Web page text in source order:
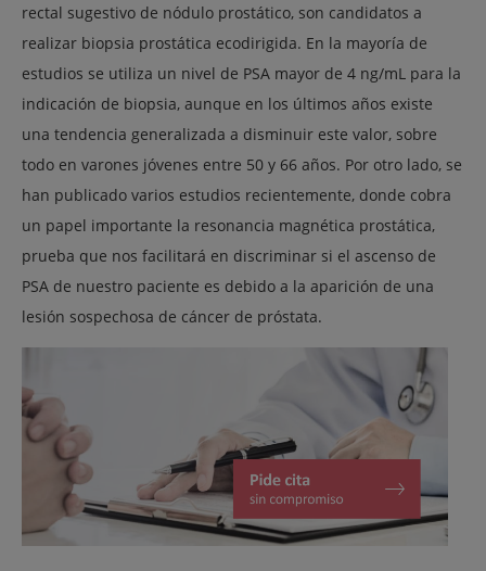
rectal sugestivo de nódulo prostático, son candidatos a
realizar biopsia prostática ecodirigida. En la mayoría de
estudios se utiliza un nivel de PSA mayor de 4 ng/mL para la
indicación de biopsia, aunque en los últimos años existe
una tendencia generalizada a disminuir este valor, sobre
todo en varones jóvenes entre 50 y 66 años. Por otro lado, se
han publicado varios estudios recientemente, donde cobra
un papel importante la resonancia magnética prostática,
prueba que nos facilitará en discriminar si el ascenso de
PSA de nuestro paciente es debido a la aparición de una
lesión sospechosa de cáncer de próstata.